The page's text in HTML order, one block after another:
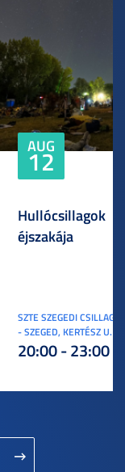
AUG
12
Hullócsillagok
éjszakája
SZTE SZEGEDI
- SZEGED, KERTÉSZ U. 3.
20:00 - 23:00